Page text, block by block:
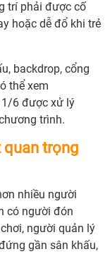
trí phải được cố
hoặc dễ đổ khi trẻ
backdrop, cổng
thể xem
6 được xử lý
trình.
quan trọng
nhiều người
có người đón
người quản lý
gần sân khấu,